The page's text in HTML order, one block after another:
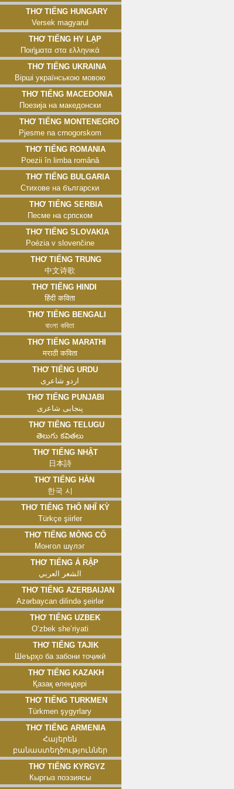
Thơ tiếng Hungary
Versek magyarul
Thơ tiếng Hy Lạp
Ποιήματα στα ελληνικά
Thơ tiếng Ukraina
Вірші українською мовою
Thơ tiếng Macedonia
Поезија на македонски
Thơ tiếng Montenegro
Pjesme na crnogorskom
Thơ tiếng Romania
Poezii în limba română
Thơ tiếng Bulgaria
Стихове на български
Thơ tiếng Serbia
Песме на српском
Thơ tiếng Slovakia
Poézia v slovenčine
Thơ tiếng Trung
中文诗歌
Thơ tiếng Hindi
हिंदी कविता
Thơ tiếng Bengali
বাংলা কবিতা
Thơ tiếng Marathi
मराठी कविता
Thơ tiếng Urdu
اردو شاعری
Thơ tiếng Punjabi
پنجابی شاعری
Thơ tiếng Telugu
తెలుగు కవితలు
Thơ tiếng Nhật
日本詩
Thơ tiếng Hàn
한국 시
Thơ tiếng Thổ Nhĩ Kỳ
Türkçe şiirler
Thơ tiếng Mông Cổ
Монгол шүлэг
Thơ tiếng Ả Rập
الشعر العربي
Thơ tiếng Azerbaijan
Azərbaycan dilində şeirlər
Thơ tiếng Uzbek
Oʻzbek sheʼriyati
Thơ tiếng Tajik
Шеърҳо ба забони тоҷикӣ
Thơ tiếng Kazakh
Қазақ өлеңдері
Thơ tiếng Turkmen
Türkmen şygyrlary
Thơ tiếng Armenia
Հայերեն
բանաստեղծություններ
Thơ tiếng Kyrgyz
Кыргыз поэзиясы